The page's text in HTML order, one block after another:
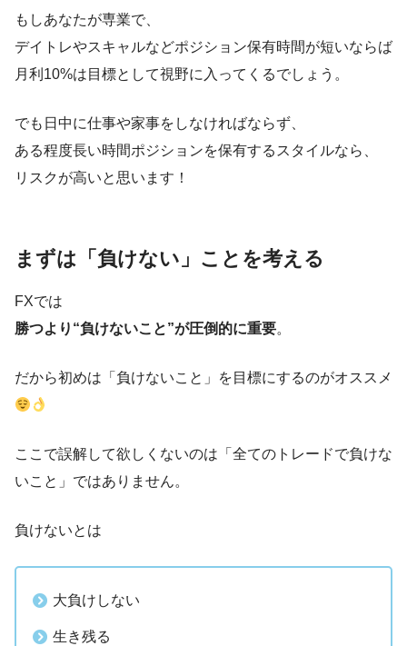
もしあなたが専業で、
デイトレやスキャルなどポジション保有時間が短いならば
月利10%は目標として視野に入ってくるでしょう。
でも日中に仕事や家事をしなければならず、
ある程度長い時間ポジションを保有するスタイルなら、
リスクが高いと思います！
まずは「負けない」ことを考える
FXでは
勝つより“負けないこと”が圧倒的に重要。
だから初めは「負けないこと」を目標にするのがオススメ
ここで誤解して欲しくないのは「全てのトレードで負けな
いこと」ではありません。
負けないとは
大負けしない
生き残る